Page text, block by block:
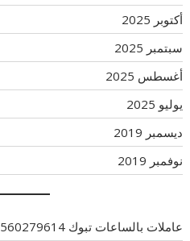
أكتوبر 2025
سبتمبر 2025
أغسطس 2025
يوليو 2025
ديسمبر 2019
نوفمبر 2019
عاملات بالساعات تبوك 0560279614